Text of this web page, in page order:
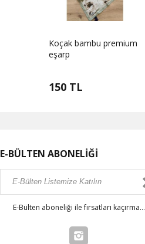
Koçak bambu premium
eşarp
150 TL
E-BÜLTEN ABONELİĞİ
E-Bülten aboneliği ile fırsatları kaçırma...